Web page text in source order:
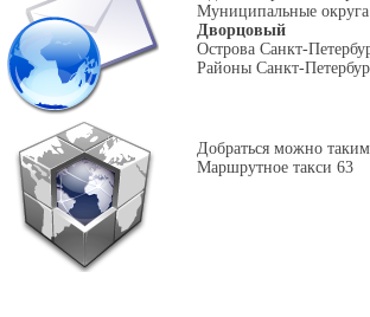
Муниципальные
Дворцовый
Острова Санкт-
Районы Санкт-
Добраться можно
Маршрутное такси 63